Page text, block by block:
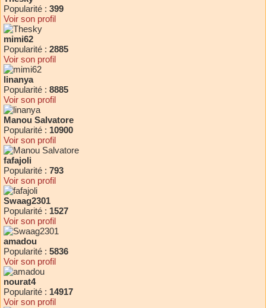
Popularité : 399
Voir son profil
mimi62
Popularité : 2885
Voir son profil
linanya
Popularité : 8885
Voir son profil
Manou Salvatore
Popularité : 10900
Voir son profil
fafajoli
Popularité : 793
Voir son profil
Swaag2301
Popularité : 1527
Voir son profil
amadou
Popularité : 5836
Voir son profil
nourat4
Popularité : 14917
Voir son profil